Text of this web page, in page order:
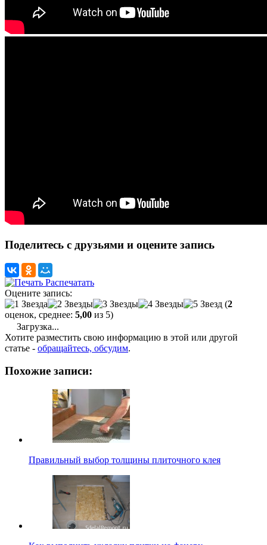
Поделитесь с друзьями и оцените запись
Распечатать
Оцените запись:
(2
оценок, среднее: 5,00 из 5)
Загрузка...
Хотите разместить свою информацию в этой или другой
статье - обращайтесь, обсудим.
Похожие записи:
Правильный выбор толщины плиточного клея